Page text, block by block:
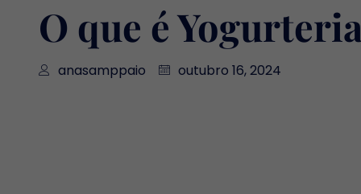
O que é
anasamppaio outubro 16, 2024